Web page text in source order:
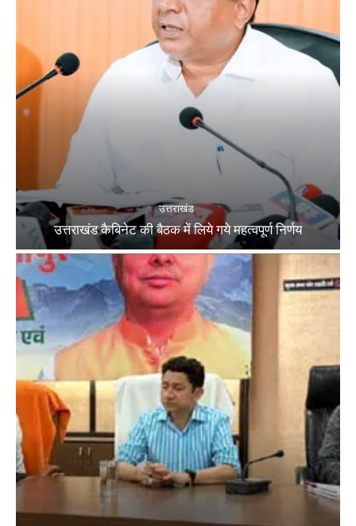
उत्तराखंड
उत्तराखंड कैबिनेट की बैठक में लिये गये महत्वपूर्ण निर्णय